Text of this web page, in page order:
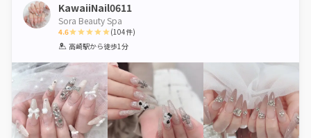
KawaiiNail0611
Sora Beauty Spa
4.6
1 2 3 4 5
(104件)
高崎駅から徒歩1分